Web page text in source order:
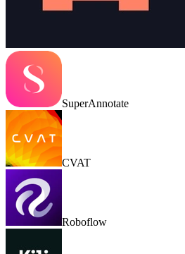
SuperAnnotate
CVAT
Roboflow